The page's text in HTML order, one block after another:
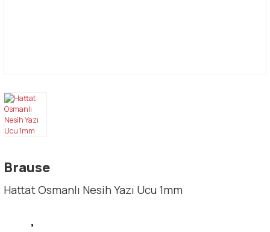
Brause
Hattat Osmanlı Nesih Yazı Ucu 1mm